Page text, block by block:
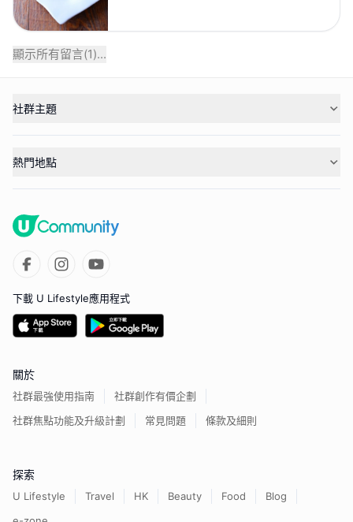
顯示所有留言(1)...
社群主題
熱門地點
下載 U Lifestyle應用程式
關於
社群最強使用指南
社群創作有價企劃
社群焦點功能及升級計劃
常見問題 條款及細則
探索
U Lifestyle Travel HK Beauty Food
Blog